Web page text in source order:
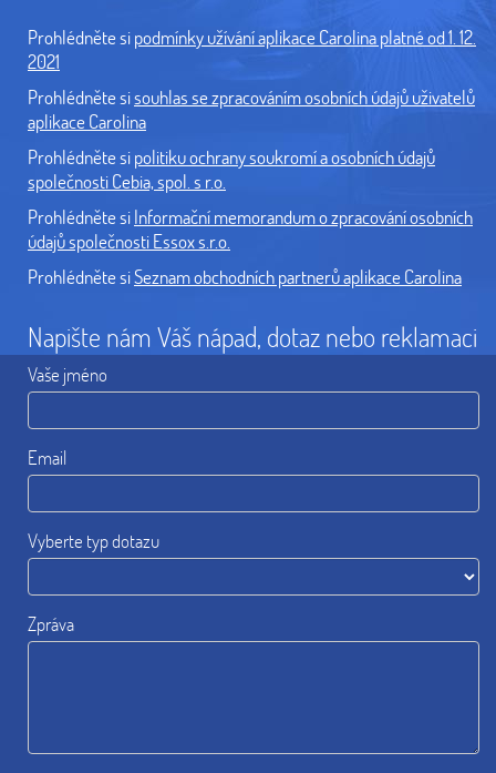
Prohlédněte sipodmínky užívání aplikace Carolina platné od 1. 12.
2021
Prohlédněte sisouhlas se zpracováním osobních údajů uživatelů
aplikace Carolina
Prohlédněte sipolitiku ochrany soukromí a osobních údajů
společnosti Cebia, spol. s r.o.
Prohlédněte siInformační memorandum o zpracování osobních
údajů společnosti Essox s.r.o.
Prohlédněte siSeznam obchodních partnerů aplikace Carolina
Napište nám Váš nápad, dotaz nebo reklamaci
Vaše jméno
Email
Vyberte typ dotazu
Zpráva